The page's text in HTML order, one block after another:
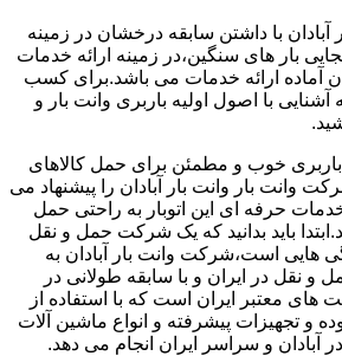
آبادان با داشتن سابقه درخشان در زمینه
بار های سنگین،در زمینه ارائه خدمات
آماده ارائه خدمات می باشد.برای کسب
آشنایی با اصول اولیه باربری وانت بار و
خوب و مطمئن برای حمل کالاهای
وانت بار وانت بار آبادان را پیشنهاد می
خدمات حرفه ای این اتوبار به راحتی حمل
باید بدانید که یک شرکت حمل و نقل
هایی است،شرکت وانت بار آبادان به
و نقل در ایران و با سابقه طولانی در
های معتبر ایران است که با استفاده از
و تجهیزات پیشرفته و انواع ماشین آلات
آبادان و سراسر ایران انجام می دهد.